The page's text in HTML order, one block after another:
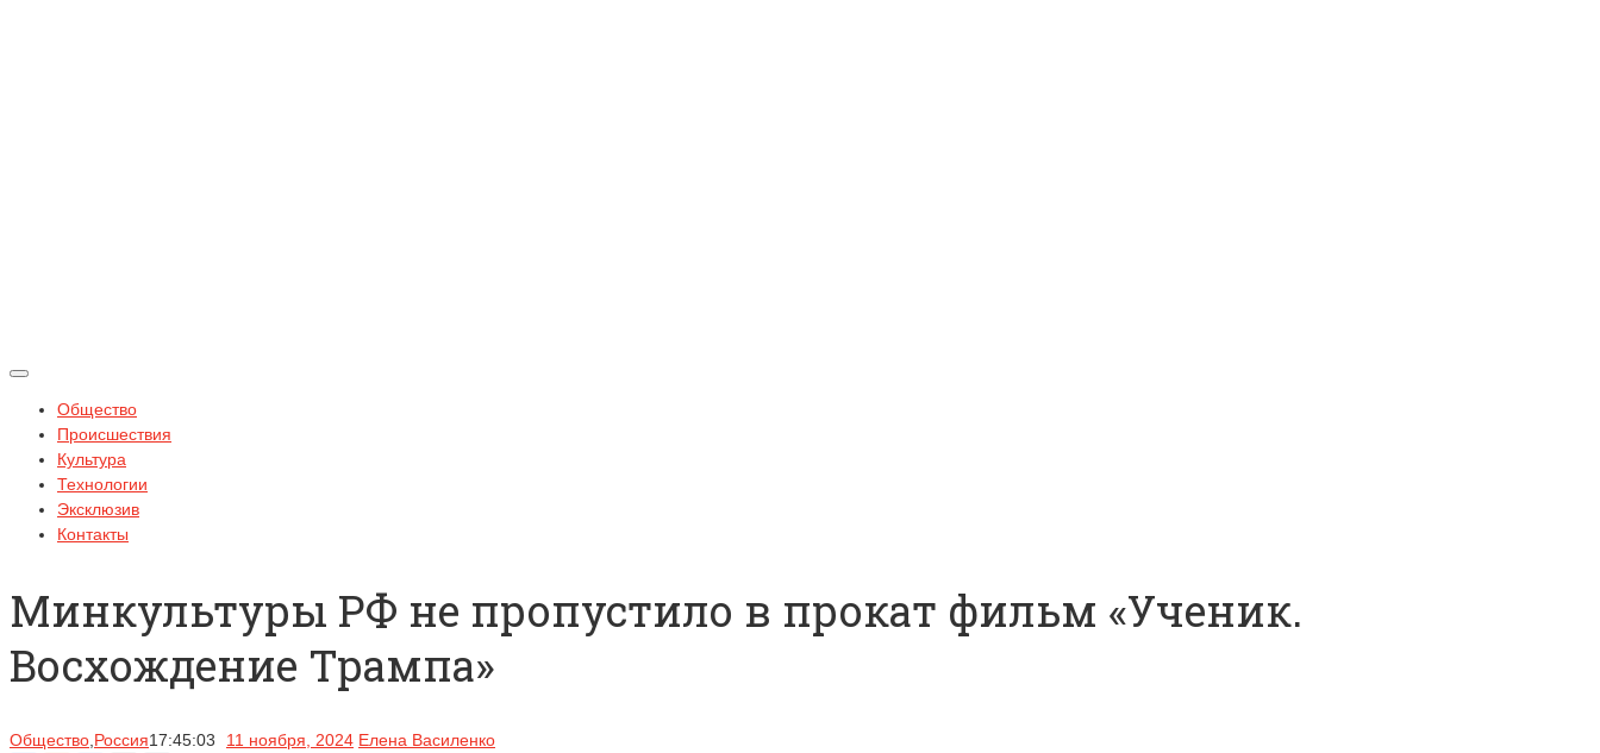
Общество
Происшествия
Культура
Технологии
Эксклюзив
Контакты
Минкультуры РФ не пропустило в прокат фильм «Ученик.
Восхождение Трампа»
Общество Россия17:45:03 11 ноября, 2024 Елена Василенко